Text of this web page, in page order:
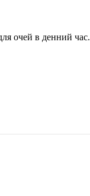
очей в денний час.